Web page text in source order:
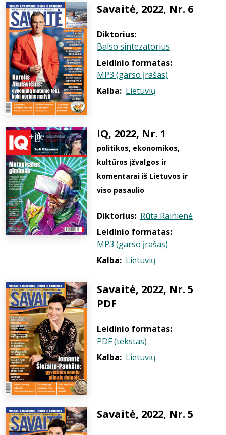
Savaitė, 2022, Nr. 6
Diktorius:
Balso sintezatorius
Leidinio formatas:
MP3 (garso įrašas)
Kalba: Lietuvių
IQ, 2022, Nr. 1
politikos, ekonomikos,
kultūros įžvalgos ir
komentarai iš Lietuvos ir
viso pasaulio
Diktorius: Rūta Rainienė
Leidinio formatas:
MP3 (garso įrašas)
Kalba: Lietuvių
Savaitė, 2022, Nr. 5
PDF
Leidinio formatas:
PDF (tekstas)
Kalba: Lietuvių
Savaitė, 2022, Nr. 5